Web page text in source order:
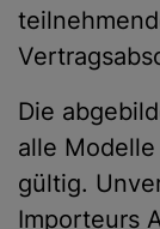
Die
alle
gültig.
Importeurs